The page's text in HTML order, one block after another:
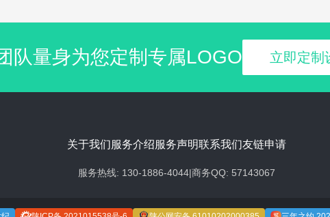
队量身为您定制专属LOGO 立即定
关于我们服务介绍服务声明联系我们友链申请
服务热线: 130-1886-4044|商务QQ: 57143067